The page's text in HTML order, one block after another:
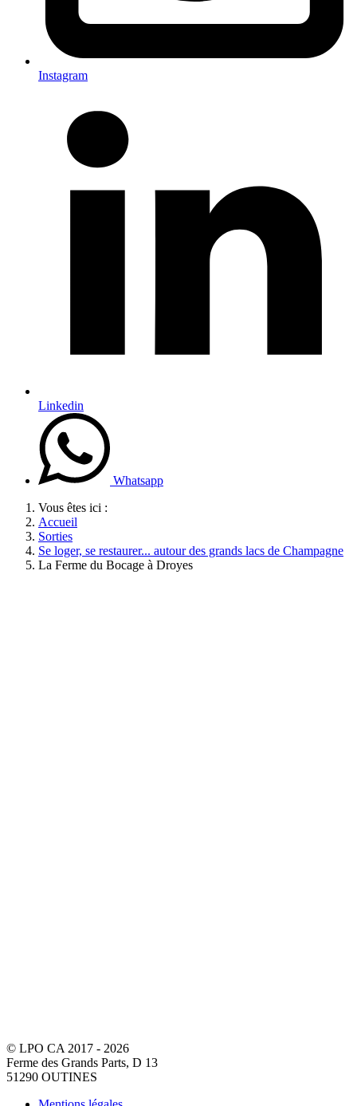
Instagram
Linkedin
Whatsapp
Vous êtes ici :
Accueil
Sorties
Se loger, se restaurer... autour des grands lacs de Champagne
La Ferme du Bocage à Droyes
© LPO CA 2017 - 2026
Ferme des Grands Parts, D 13
51290 OUTINES